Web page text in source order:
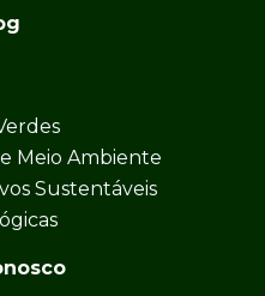
Meio Ambiente
Sustentáveis